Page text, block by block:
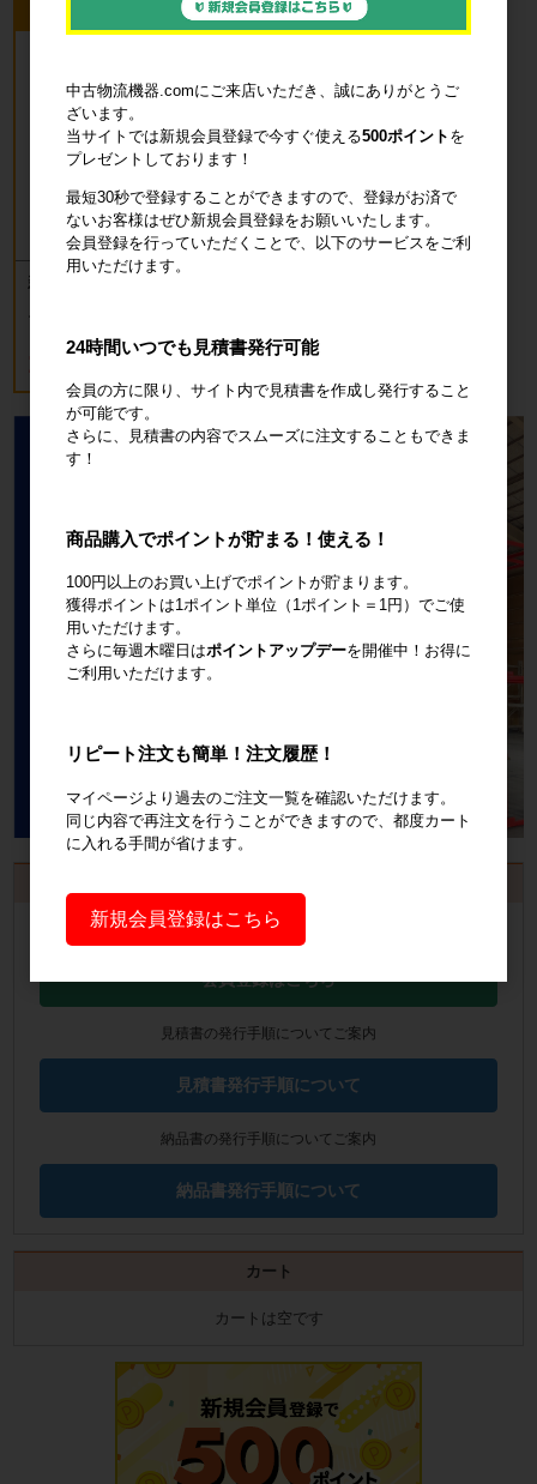
今回のピックアップ商品
新品 カゴ台車 ロールボックスパレッ
ブルー
18,700円
会員登録するといつでも発行可能！
会員登録はこちら
見積書の発行手順についてご案内
見積書発行手順について
納品書の発行手順についてご案内
納品書発行手順について
カート
カートは空です
中古物流機器.comにご来店いただき、誠にありがとうご
ざいます。
当サイトでは新規会員登録で今すぐ使える500ポイント を
プレゼントしております！
最短30秒で登録することができますので、登録がお済で
ないお客様はぜひ新規会員登録をお願いいたします。
会員登録を行っていただくことで、以下のサービスをご利
用いただけます。
24時間いつでも見積書発行可能
会員の方に限り、サイト内で見積書を作成し発行すること
が可能です。
さらに、見積書の内容でスムーズに注文することもできま
す！
商品購入でポイントが貯まる！使える！
100円以上のお買い上げでポイントが貯まります。
獲得ポイントは1ポイント単位（1ポイント＝1円）でご使
用いただけます。
さらに毎週木曜日はポイントアップデーを開催中！お得に
ご利用いただけます。
リピート注文も簡単！注文履歴！
マイページより過去のご注文一覧を確認いただけます。
同じ内容で再注文を行うことができますので、都度カート
に入れる手間が省けます。
新規会員登録はこちら